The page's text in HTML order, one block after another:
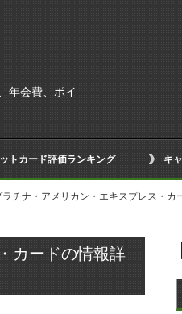
年会費、ポイ
トカード評価ランキング キ
ラチナ・アメリカン・エキスプレス・
カードの情報詳